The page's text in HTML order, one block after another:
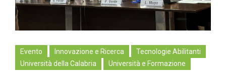
Evento Innovazione e Ricerca
Tecnologie Abilitanti
Università della Calabria
Università e Formazione